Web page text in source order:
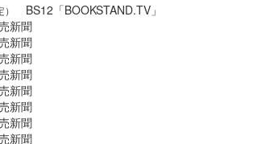
BS12「BOOKSTAND.TV」
新聞
新聞
新聞
新聞
新聞
新聞
新聞
新聞